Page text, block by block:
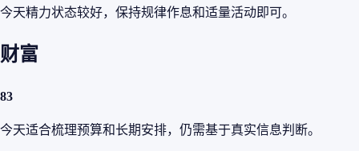
今天精力状态较好，保持规律作息和适量活动即可。
财富
83
今天适合梳理预算和长期安排，仍需基于真实信息判断。